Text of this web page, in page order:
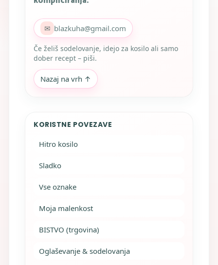
✉ blazkuha@gmail.com
Če želiš sodelovanje, idejo za kosilo ali samo
dober recept – piši.
Nazaj na vrh ↑
KORISTNE POVEZAVE
Hitro kosilo
Sladko
Vse oznake
Moja malenkost
BISTVO (trgovina)
Oglaševanje & sodelovanja